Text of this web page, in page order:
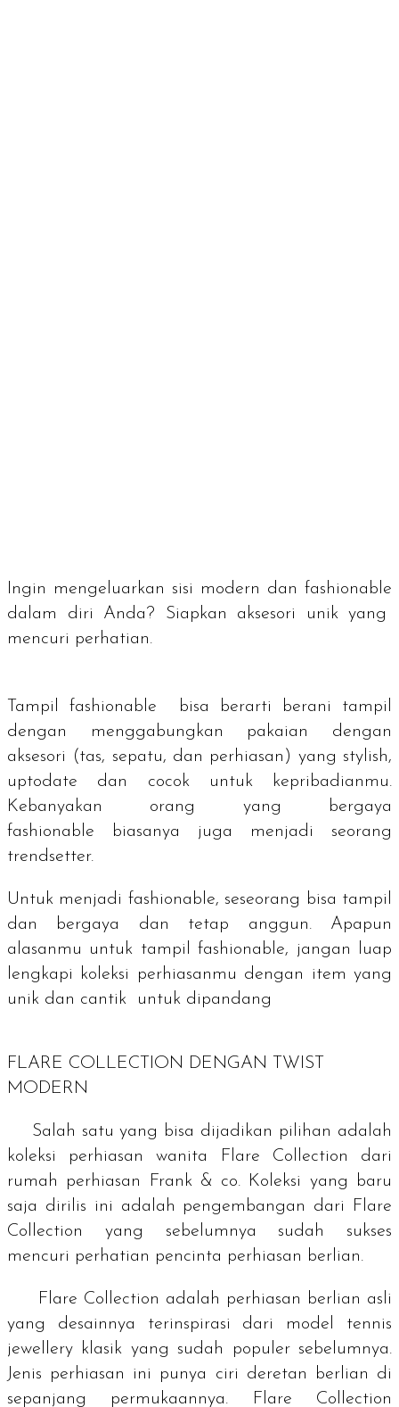
Ingin mengeluarkan sisi modern dan fashionable
dalam diri Anda? Siapkan aksesori unik yang
mencuri perhatian.
Tampilfashionable
bisa berarti berani tampil
dengan menggabungkan pakaian dengan
aksesori (tas, sepatu, dan perhiasan) yang stylish,
uptodate dan cocok untuk kepribadianmu.
Kebanyakan orang yang bergaya
fashionable
biasanya juga menjadi seorang
trendsetter.
Untuk menjadi fashionable, seseorang bisa tampil
dan bergaya dan tetap anggun. Apapun
alasanmu untuk tampilfashionable, jangan luap
lengkapi koleksi perhiasanmu dengan item yang
unik dan cantik untuk dipandang
FLARE COLLECTION DENGAN TWIST
MODERN
Salah satu yang bisa dijadikan pilihan adalah
koleksi perhiasan wanita Flare Collection dari
rumah perhiasan Frank & co. Koleksi yang baru
saja dirilis ini adalah pengembangan dari Flare
Collection yang sebelumnya sudah sukses
mencuri perhatian pencinta perhiasan berlian.
Flare Collection adalah perhiasan berlian asli
yang desainnya terinspirasi dari model tennis
jewellery klasik yang sudah populer sebelumnya.
Jenis perhiasan ini punya ciri deretan berlian di
sepanjang permukaannya. Flare Collection